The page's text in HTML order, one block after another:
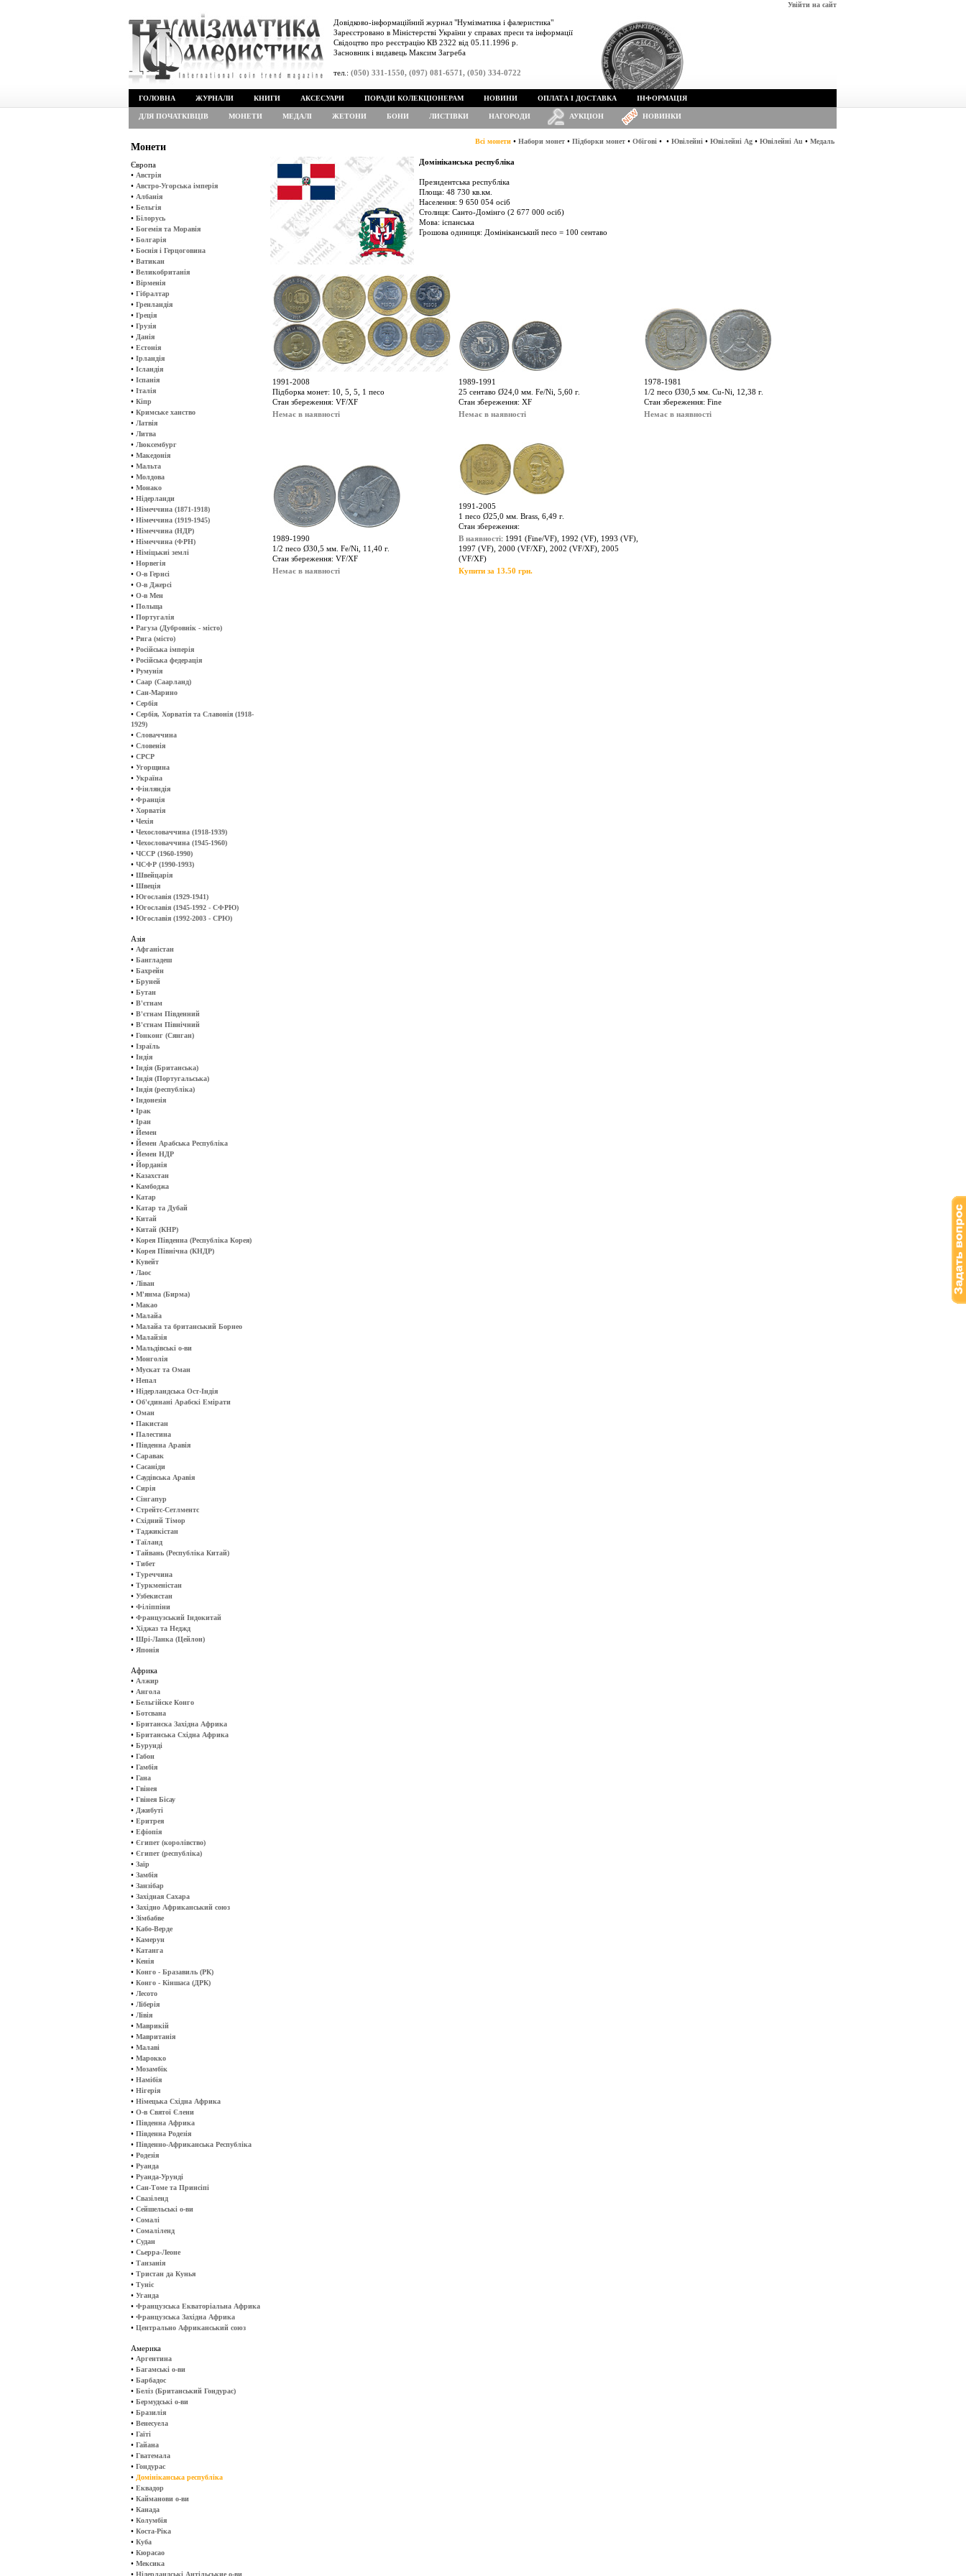
Увійти на сайт
Довідково-інформаційний журнал "Нумізматика і фалеристика"
Зареєстровано в Міністерстві України у справах преси та інформації
Свідоцтво про реєстрацію КВ 2322 від 05.11.1996 р.
Засновник і видавець Максим Загреба
тел.: (050) 331-1550, (097) 081-6571, (050) 334-0722
ГОЛОВНА ЖУРНАЛИ КНИГИ АКСЕСУАРИ ПОРАДИ КОЛЕКЦІОНЕРАМ НОВИНИ ОПЛАТА І ДОСТАВКА ІНФОРМАЦІЯ
ДЛЯ ПОЧАТКІВЦІВ МОНЕТИ МЕДАЛІ ЖЕТОНИ БОНИ ЛИСТІВКИ НАГОРОДИ АУКЦІОН НОВИНКИ
Монети
Європа
• Австрія
• Австро-Угорська імперія
• Албанія
• Бельгія
• Білорусь
• Богемія та Моравія
• Болгарія
• Боснія і Герцоговина
• Ватикан
• Великобританія
• Вірменія
• Гібралтар
• Гренландія
• Греція
• Грузія
• Данія
• Естонія
• Ірландія
• Ісландія
• Іспанія
• Італія
• Кіпр
• Кримське ханство
• Латвія
• Литва
• Люксембург
• Македонія
• Мальта
• Молдова
• Монако
• Нідерланди
• Німеччина (1871-1918)
• Німеччина (1919-1945)
• Німеччина (НДР)
• Німеччина (ФРН)
• Німіцькиі землі
• Норвегія
• О-в Гернсі
• О-в Джерсі
• О-в Мен
• Польща
• Португалія
• Рагуза (Дубровнік - місто)
• Рига (місто)
• Російська імперія
• Російська федерація
• Румунія
• Саар (Саарланд)
• Сан-Марино
• Сербія
• Сербія, Хорватія та Славонія (1918-
1929)
• Словаччина
• Словенія
• СРСР
• Угорщина
• Україна
• Фінляндія
• Франція
• Хорватія
• Чехія
• Чехословаччина (1918-1939)
• Чехословаччина (1945-1960)
• ЧССР (1960-1990)
• ЧСФР (1990-1993)
• Швейцарія
• Швеція
• Югославія (1929-1941)
• Югославія (1945-1992 - СФРЮ)
• Югославія (1992-2003 - СРЮ)
Азія
• Афганістан
• Бангладеш
• Бахрейн
• Бруней
• Бутан
• В'єтнам
• В'єтнам Південний
• В'єтнам Північний
• Гонконг (Сянган)
• Ізраїль
• Індія
• Індія (Британська)
• Індія (Португальська)
• Індія (республіка)
• Індонезія
• Ірак
• Іран
• Йемен
• Йемен Арабська Республіка
• Йемен НДР
• Йорданія
• Казахстан
• Камбоджа
• Катар
• Катар та Дубай
• Китай
• Китай (КНР)
• Корея Південна (Республіка Корея)
• Корея Північна (КНДР)
• Кувейт
• Лаос
• Ліван
• М'янма (Бирма)
• Макао
• Малайа
• Малайа та британський Борнео
• Малайзія
• Мальдівські о-ви
• Монголія
• Мускат та Оман
• Непал
• Нідерландська Ост-Індія
• Об'єдинані Арабскі Емірати
• Оман
• Пакистан
• Палестина
• Південна Аравія
• Саравак
• Сасаніди
• Саудівська Аравія
• Сирія
• Сінгапур
• Стрейтс-Сетлментс
• Східний Тімор
• Таджикістан
• Таїланд
• Тайвань (Республіка Китай)
• Тибет
• Туреччина
• Туркменістан
• Узбекистан
• Філіппіни
• Французський Індокитай
• Хіджаз та Неджд
• Шрі-Ланка (Цейлон)
• Японія
Африка
• Алжир
• Ангола
• Бельгійске Конго
• Ботсвана
• Британска Західна Африка
• Британська Східна Африка
• Бурунді
• Габон
• Гамбія
• Гана
• Гвінея
• Гвінея Бісау
• Джибуті
• Еритрея
• Ефіопія
• Єгипет (королівство)
• Єгипет (республіка)
• Заїр
• Замбія
• Занзібар
• Західная Сахара
• Західно Африканський союз
• Зімбабве
• Кабо-Верде
• Камерун
• Катанга
• Кенія
• Конго - Бразавиль (РК)
• Конго - Кіншаса (ДРК)
• Лесото
• Ліберія
• Лівія
• Маврикій
• Мавританія
• Малаві
• Марокко
• Мозамбік
• Намібія
• Нігерія
• Німецька Східна Африка
• О-в Святої Єлени
• Південна Африка
• Південна Родезія
• Південно-Африканська Республіка
• Родезія
• Руанда
• Руанда-Урунді
• Сан-Томе та Принсіпі
• Свазіленд
• Сейшельські о-ви
• Сомалі
• Сомаліленд
• Судан
• Сьерра-Леоне
• Танзанія
• Тристан да Кунья
• Туніс
• Уганда
• Французська Екваторіальна Африка
• Французська Західна Африка
• Центрально Африканський союз
Америка
• Аргентина
• Багамські о-ви
• Барбадос
• Беліз (Британський Гондурас)
• Бермудські о-ви
• Бразилія
• Венесуела
• Гаїті
• Гайана
• Гватемала
• Гондурас
• Домініканська республіка
• Еквадор
• Кайманови о-ви
• Канада
• Колумбія
• Коста-Ріка
• Куба
• Кюрасао
• Мексика
• Нідерландські Антільськие о-ви
Всі монети • Набори монет • Підборки монет • Обігові • • Ювілейні • Ювілейні Ag • Ювілейні Au • Медаль
Домініканська республіка
Президентська республіка
Площа: 48 730 кв.км.
Населення: 9 650 054 осіб
Столиця: Санто-Домінго (2 677 000 осіб)
Мова: іспанська
Грошова одиниця: Домініканський песо = 100 сентаво
1991-2008
Підборка монет: 10, 5, 5, 1 песо
Стан збереження: VF/XF
Немає в наявності
1989-1991
25 сентаво Ø24,0 мм. Fe/Ni, 5,60 г.
Стан збереження: XF
Немає в наявності
1978-1981
1/2 песо Ø30,5 мм. Cu-Ni, 12,38 г.
Стан збереження: Fine
Немає в наявності
1989-1990
1/2 песо Ø30,5 мм. Fe/Ni, 11,40 г.
Стан збереження: VF/XF
Немає в наявності
1991-2005
1 песо Ø25,0 мм. Brass, 6,49 г.
Стан збереження:
В наявності: 1991 (Fine/VF), 1992 (VF), 1993 (VF),
1997 (VF), 2000 (VF/XF), 2002 (VF/XF), 2005
(VF/XF)
Купити за 13.50 грн.